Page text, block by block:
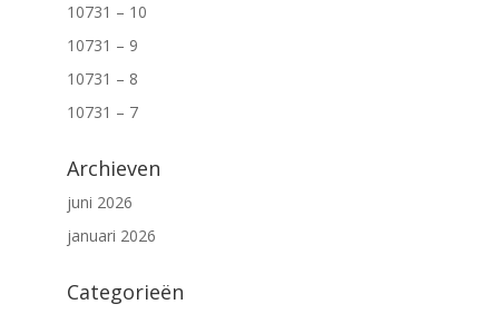
10731 – 10
10731 – 9
10731 – 8
10731 – 7
Archieven
juni 2026
januari 2026
Categorieën